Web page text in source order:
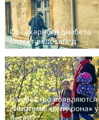
От сахарного диабета
спасет велосипед
Как быстро появляются
симптомы «омикрона» у